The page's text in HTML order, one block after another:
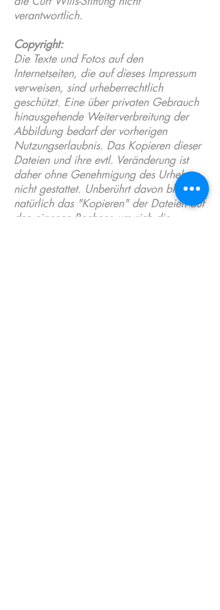
verantwortlich.
Copyright:
Die Texte und Fotos auf den
Internetseiten, die auf dieses Impressum
verweisen, sind urheberrechtlich
geschützt. Eine über privaten Gebrauch
hinausgehende Weiterverbreitung der
Abbildung bedarf der vorherigen
Nutzungserlaubnis. Das Kopieren dieser
Dateien und ihre evtl. Veränderung ist
daher ohne Genehmigung des Urhebers
nicht gestattet. Unberührt davon bleibt
natürlich das "Kopieren" der Dateien auf
den eigenen Rechner, um sich die